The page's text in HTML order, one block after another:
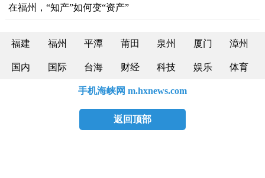
在福州，“知产”如何变“资产”
福建 福州 平潭 莆田 泉州 厦门 漳州
国内 国际 台海 财经 科技 娱乐 体育
手机海峡网 m.hxnews.com
返回顶部